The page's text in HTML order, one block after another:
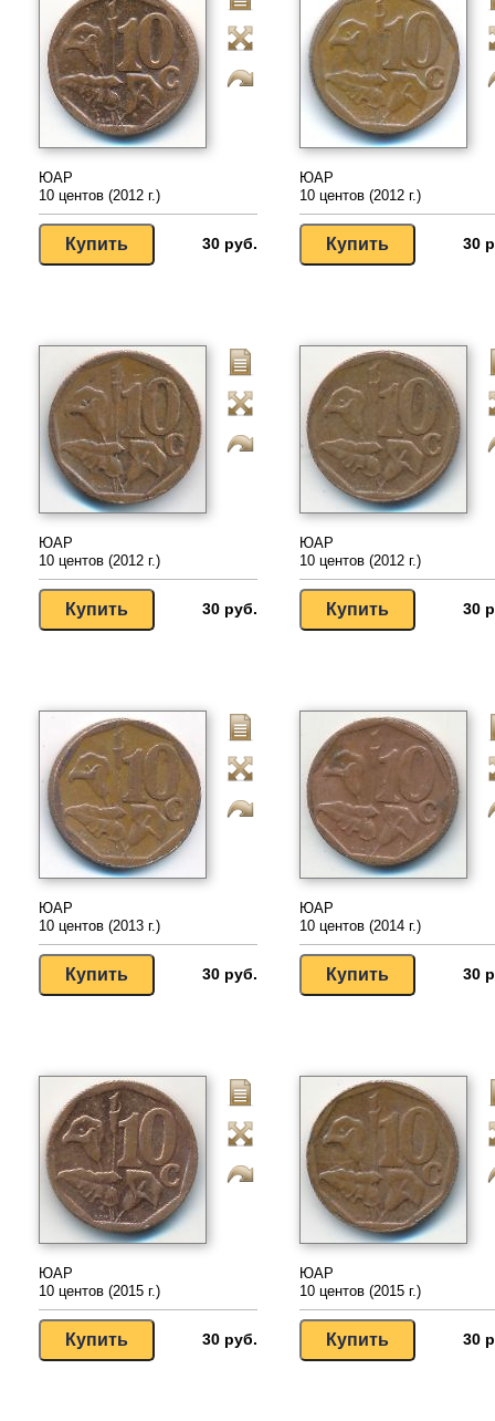
ЮАР
10 центов (2012 г.)
30 руб.
ЮАР
10 центов (2012 г.)
30
ЮАР
10 центов (2012 г.)
30 руб.
ЮАР
10 центов (2012 г.)
30
ЮАР
10 центов (2013 г.)
30 руб.
ЮАР
10 центов (2014 г.)
30
ЮАР
10 центов (2015 г.)
30 руб.
ЮАР
10 центов (2015 г.)
30